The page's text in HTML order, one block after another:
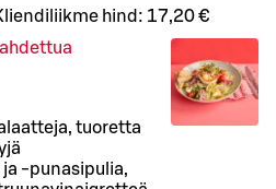
hind: 17,20 €
tuoretta
-punasipulia,